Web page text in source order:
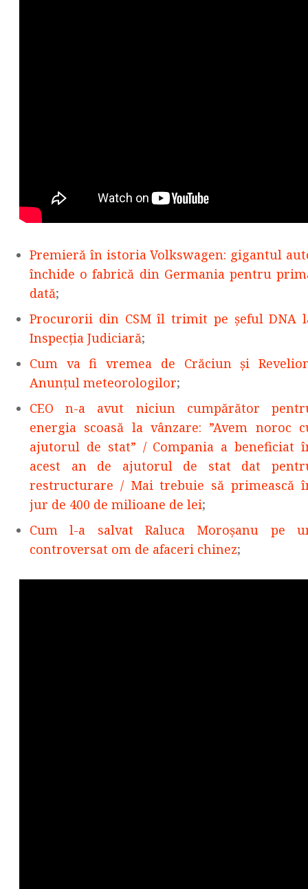
Premieră în istoria Volkswagen: gigantul
închide o fabrică din Germania pentru
dată;
Procurorii din CSM îl trimit pe șeful DNA
Inspecția Judiciară;
Cum va fi vremea de Crăciun și
Anunțul meteorologilor;
CEO n-a avut niciun cumpărător
energia scoasă la vânzare: ”Avem noroc
ajutorul de stat” / Compania a beneficiat
acest an de ajutorul de stat dat
restructurare / Mai trebuie să primească
jur de 400 de milioane de lei;
Cum l-a salvat Raluca Moroșanu pe
controversat om de afaceri chinez;